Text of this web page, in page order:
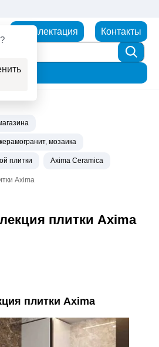
Комплектация Контакты
мозаика
плитки Axima Ceramica
Axima
плитки Axima
плитки Axima